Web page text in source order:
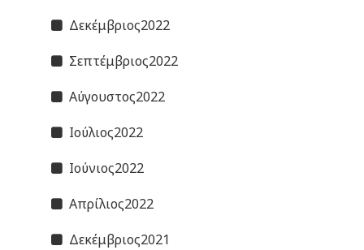
Δεκέμβριος2022
Σεπτέμβριος2022
Αύγουστος2022
Ιούλιος2022
Ιούνιος2022
Απρίλιος2022
Δεκέμβριος2021